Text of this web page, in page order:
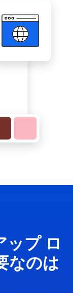
ップ ロ
なのは